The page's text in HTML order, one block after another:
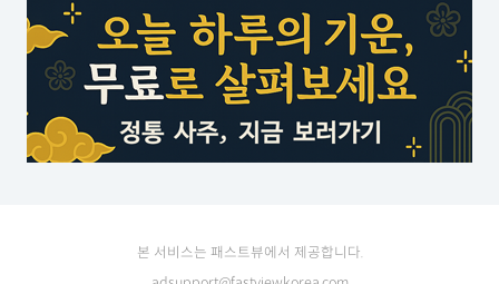
본 서비스는 패스트뷰에서 제공합니다.